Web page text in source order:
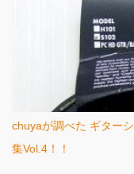
chuyaが調べた ギター
集Vol.4！！